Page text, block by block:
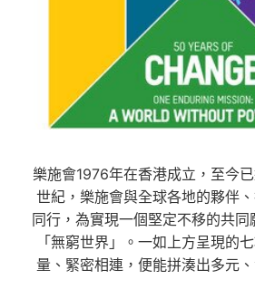
樂施會1976年在香港成立，至今
世紀，樂施會與全球各地的夥伴
同行，為實現一個堅定不移的共
「無窮世界」。一如上方呈現的
量、緊密相連，便能拼湊出多元